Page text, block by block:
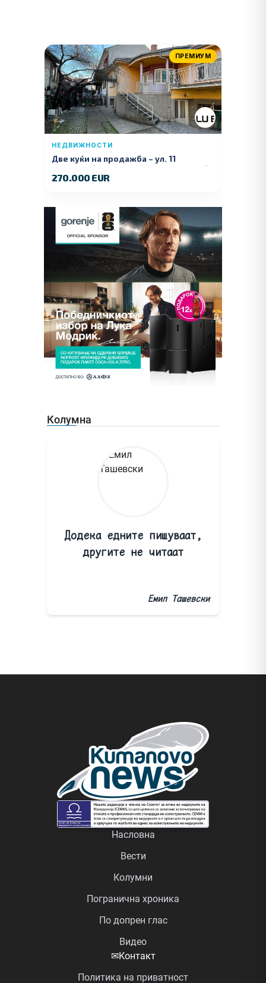
ПРЕМИУМ
НЕДВИЖНОСТИ
Две куќи на продажба – ул. 11
Ноември (Наспроти Селман Туризам)
270.000 EUR
Колумна
Додека едните пишуваат,
другите не читаат
Емил Ташевски
Насловна
Вести
Колумни
Погранична хроника
По допрен глас
Видео
✉Контакт
Политика на приватност